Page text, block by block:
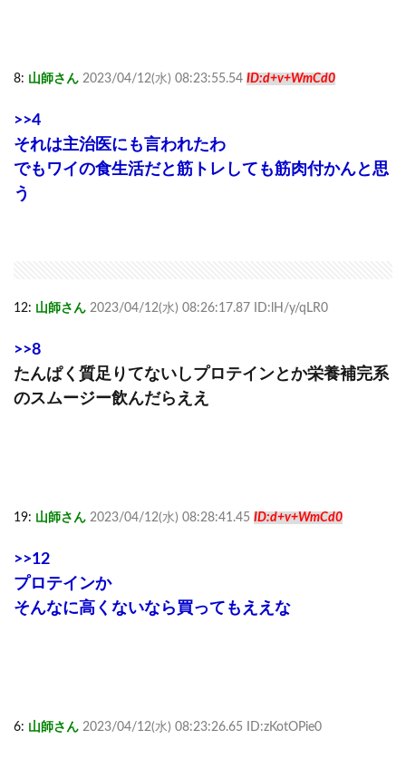
8: 山師さん 2023/04/12(水) 08:23:55.54 ID:d+v+WmCd0
>>4
それは主治医にも言われたわ
でもワイの食生活だと筋トレしても筋肉付かんと思
う
12: 山師さん 2023/04/12(水) 08:26:17.87 ID:lH/y/qLR0
>>8
たんぱく質足りてないしプロテインとか栄養補完系
のスムージー飲んだらええ
19: 山師さん 2023/04/12(水) 08:28:41.45 ID:d+v+WmCd0
>>12
プロテインか
そんなに高くないなら買ってもええな
6: 山師さん 2023/04/12(水) 08:23:26.65 ID:zKotOPie0